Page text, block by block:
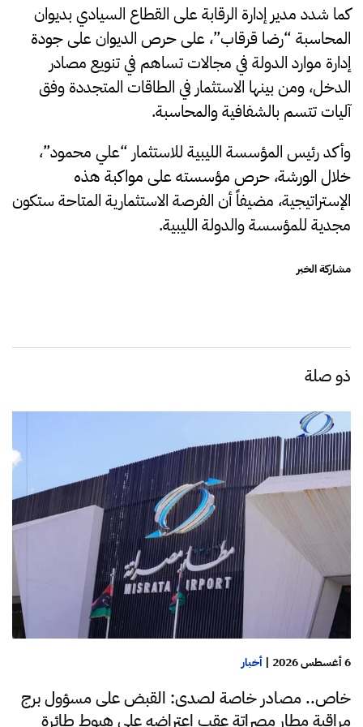
كما شدد مدير إدارة الرقابة على القطاع السيادي بديوان
المحاسبة “رضا قرقاب”، على حرص الديوان على جودة
إدارة موارد الدولة في مجالات تساهم في تنويع مصادر
الدخل، ومن بينها الاستثمار في الطاقات المتجددة وفق
آليات تتسم بالشفافية والمحاسبة.
وأكد رئيس المؤسسة الليبية للاستثمار “علي محمود”،
خلال الورشة، حرص مؤسسته على مواكبة هذه
الإستراتيجية، مضيفاً أن الفرصة الاستثمارية المتاحة ستكون
مجدية للمؤسسة والدولة الليبية.
مشاركة الخبر
ذو صلة
6 أغسطس 2026 | أخبار
خاص.. مصادر خاصة لصدى: القبض على مسؤول برج
مراقبة مطار مصراتة عقب اعتراضه على هبوط طائرة